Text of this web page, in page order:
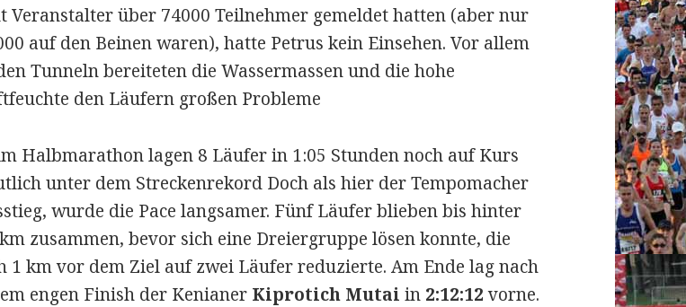
Veranstalter über 74000 Teilnehmer gemeldet hatten (aber nur
auf den Beinen waren), hatte Petrus kein Einsehen. Vor allem
Tunneln bereiteten die Wassermassen und die hohe
den Läufern großen Probleme
Halbmarathon lagen 8 Läufer in 1:05 Stunden noch auf Kurs
unter dem Streckenrekord Doch als hier der Tempomacher
wurde die Pace langsamer. Fünf Läufer blieben bis hinter
zusammen, bevor sich eine Dreiergruppe lösen konnte, die
1 km vor dem Ziel auf zwei Läufer reduzierte. Am Ende lag nach
engen Finish der Kenianer Kiprotich Mutai in 2:12:12vorne.